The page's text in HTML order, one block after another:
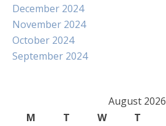
December 2024
November 2024
October 2024
September 2024
August 2026
M
T W T